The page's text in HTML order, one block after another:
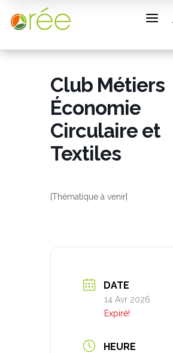
a
Club Métiers
Économie
Circulaire et
Textiles
[Thématique à venir]
DATE
14 Avr 2026
Expiré!
HEURE